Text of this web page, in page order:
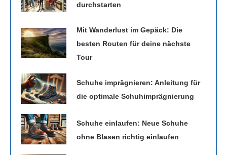
durchstarten
Mit Wanderlust im Gepäck: Die
besten Routen für deine nächste
Tour
Schuhe imprägnieren: Anleitung für
die optimale Schuhimprägnierung
Schuhe einlaufen: Neue Schuhe
ohne Blasen richtig einlaufen